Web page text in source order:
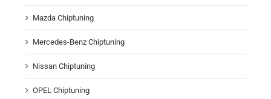
Mazda Chiptuning
Mercedes-Benz Chiptuning
Nissan Chiptuning
OPEL Chiptuning